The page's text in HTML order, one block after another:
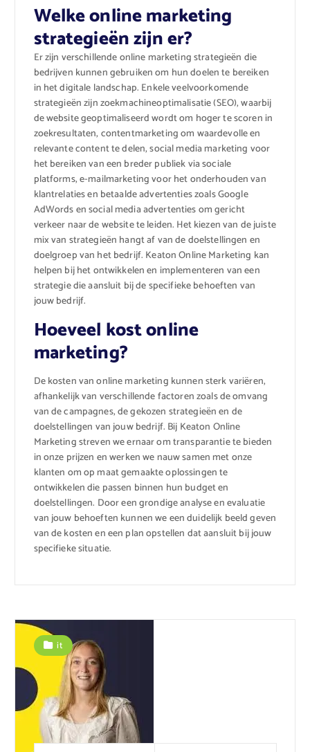
Welke online marketing
strategieën zijn er?
Er zijn verschillende online marketing strategieën die
bedrijven kunnen gebruiken om hun doelen te bereiken
in het digitale landschap. Enkele veelvoorkomende
strategieën zijn zoekmachineoptimalisatie (SEO), waarbij
de website geoptimaliseerd wordt om hoger te scoren in
zoekresultaten, contentmarketing om waardevolle en
relevante content te delen, social media marketing voor
het bereiken van een breder publiek via sociale
platforms, e-mailmarketing voor het onderhouden van
klantrelaties en betaalde advertenties zoals Google
AdWords en social media advertenties om gericht
verkeer naar de website te leiden. Het kiezen van de juiste
mix van strategieën hangt af van de doelstellingen en
doelgroep van het bedrijf. Keaton Online Marketing kan
helpen bij het ontwikkelen en implementeren van een
strategie die aansluit bij de specifieke behoeften van
jouw bedrijf.
Hoeveel kost online
marketing?
De kosten van online marketing kunnen sterk variëren,
afhankelijk van verschillende factoren zoals de omvang
van de campagnes, de gekozen strategieën en de
doelstellingen van jouw bedrijf. Bij Keaton Online
Marketing streven we ernaar om transparantie te bieden
in onze prijzen en werken we nauw samen met onze
klanten om op maat gemaakte oplossingen te
ontwikkelen die passen binnen hun budget en
doelstellingen. Door een grondige analyse en evaluatie
van jouw behoeften kunnen we een duidelijk beeld geven
van de kosten en een plan opstellen dat aansluit bij jouw
specifieke situatie.
it